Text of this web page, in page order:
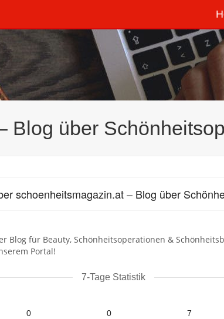
Blog über
schoenheitsmagazin.at – Blog über
Blog für Beauty, Schönheitsoperationen &
Portal!
7-Tage Statistik
0 0 7